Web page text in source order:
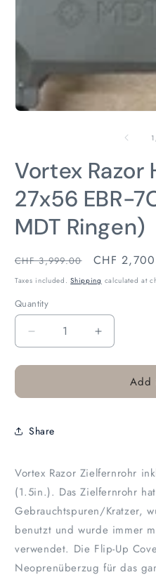
1
Vortex Razor
27x56 EBR-
MDT Ringen)
Regular
price
CHF 3,999.00
Sale
price
CHF
Taxes included.Shipping calculated at
Quantity
Quantity
Decrease
quantity
for
Razor
Gen
27x56
EBR-
7C
MRAD
(mit
MDT
Increase
quantity
for
Vortex
Razor
27x56
EBR-
7C
MRAD
(mit
MDT
Ringen)
Add
Share
Vortex Razor Zielfernrohr
(1.5in.). Das Zielfernrohr
Gebrauchtspuren/Kratzer,
benutzt und wurde immer
verwendet. Die Flip-Up
Neoprenüberzug für das